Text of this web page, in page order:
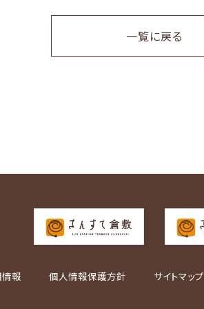
一覧に戻る
報 個人情報保護方針 サイトマップ